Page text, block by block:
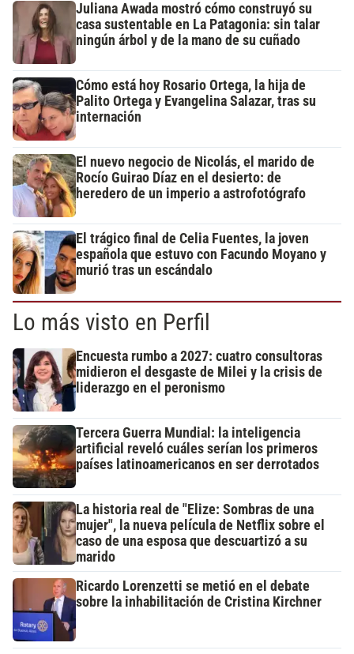
Juliana Awada mostró cómo construyó su
casa sustentable en La Patagonia: sin talar
ningún árbol y de la mano de su cuñado
Cómo está hoy Rosario Ortega, la hija de
Palito Ortega y Evangelina Salazar, tras su
internación
El nuevo negocio de Nicolás, el marido de
Rocío Guirao Díaz en el desierto: de
heredero de un imperio a astrofotógrafo
El trágico final de Celia Fuentes, la joven
española que estuvo con Facundo Moyano y
murió tras un escándalo
Lo más visto en Perfil
Encuesta rumbo a 2027: cuatro consultoras
midieron el desgaste de Milei y la crisis de
liderazgo en el peronismo
Tercera Guerra Mundial: la inteligencia
artificial reveló cuáles serían los primeros
países latinoamericanos en ser derrotados
La historia real de "Elize: Sombras de una
mujer", la nueva película de Netflix sobre el
caso de una esposa que descuartizó a su
marido
Ricardo Lorenzetti se metió en el debate
sobre la inhabilitación de Cristina Kirchner